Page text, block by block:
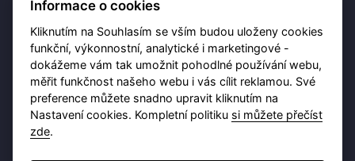
© 2026 Destinační portál provozujeBrána Jihlavy,
příspěvková organizace. Všechna práva vyhrazena.
Ochrana osobních údajů
Informace o cookies
Kliknutím na Souhlasím se vším budou uloženy cookies
funkční, výkonnostní, analytické i marketingové -
dokážeme vám tak umožnit pohodlné používání webu,
měřit funkčnost našeho webu i vás cílit reklamou. Své
preference můžete snadno upravit kliknutím na
Nastavení cookies. Kompletní politiku si můžete přečíst
zde.